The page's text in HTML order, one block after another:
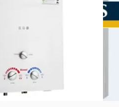
JANEIRO
Conserto, Manutenções e
Chuveros a Gás, Peças,